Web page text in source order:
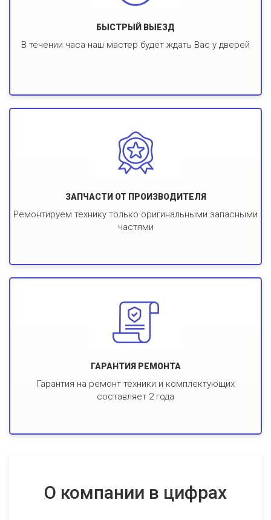
БЫСТРЫЙ ВЫЕЗД
В течении часа наш мастер будет ждать Вас у дверей
ЗАПЧАСТИ ОТ ПРОИЗВОДИТЕЛЯ
Ремонтируем технику только оригинальными запасными
частями
ГАРАНТИЯ РЕМОНТА
Гарантия на ремонт техники и комплектующих
составляет 2 года
О компании в цифрах